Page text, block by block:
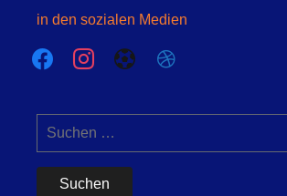
in den sozialen Medien
facebookinstagram
futbol-
dribbble
Suchen
nach: